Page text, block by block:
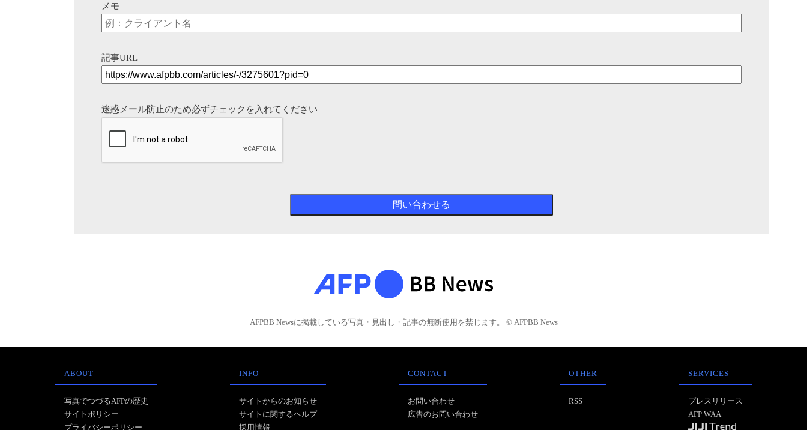
メモ
記事URL
迷惑メール防止のため必ずチェックを入れてください
AFPBB Newsに掲載している写真・見出し・記事の無断使用を禁じます。 © AFPBB News
ABOUT
写真でつづるAFPの歴史
サイトポリシー
プライバシーポリシー
INFO
サイトからのお知らせ
サイトに関するヘルプ
採用情報
CONTACT
お問い合わせ
広告のお問い合わせ
OTHER
RSS
SERVICES
プレスリリース
AFP WAA